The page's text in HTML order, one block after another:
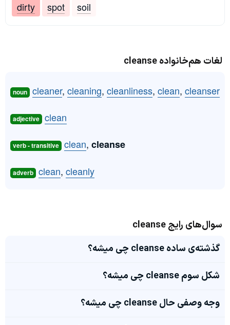
dirty
spot soil
لغات هم‌خانواده cleanse
noun cleaner, cleaning, cleanliness, clean, cleanser
adjective clean
verb - transitive clean, cleanse
adverb clean, cleanly
سوال‌های رایج cleanse
گذشته‌ی ساده cleanse چی میشه؟
شکل سوم cleanse چی میشه؟
وجه وصفی حال cleanse چی میشه؟